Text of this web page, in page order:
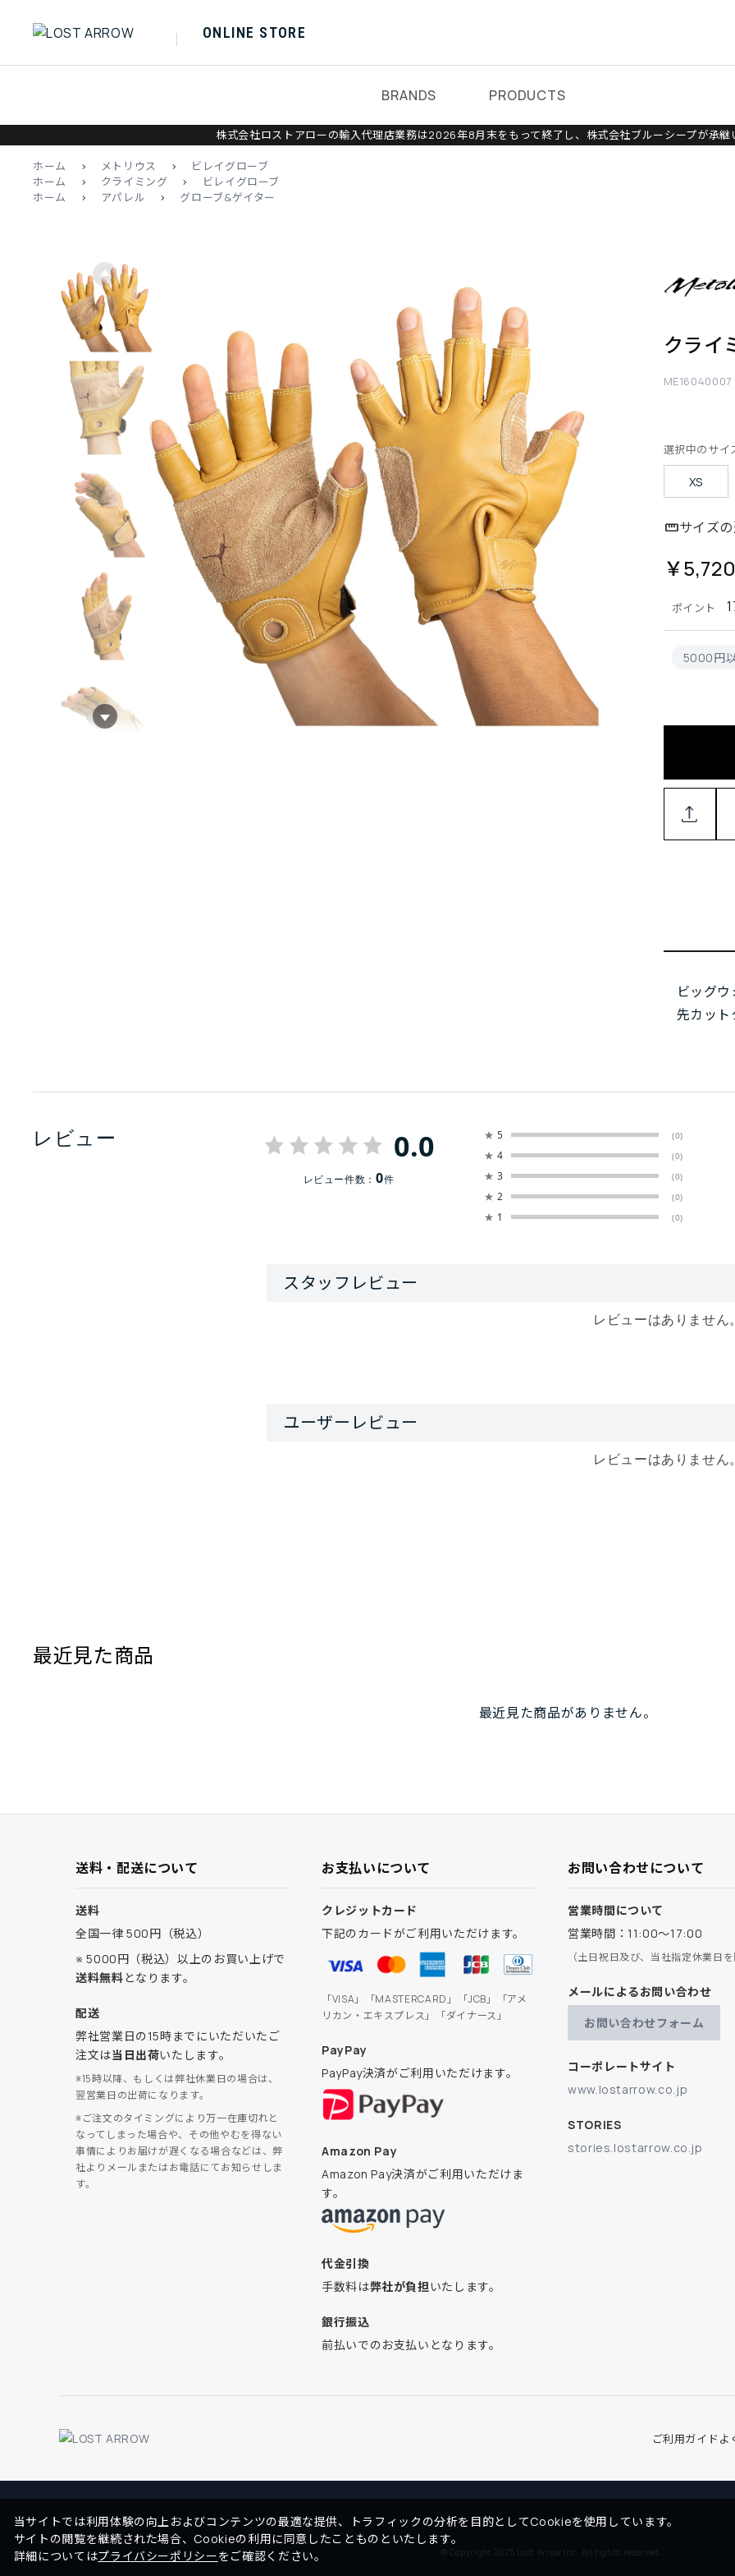
ONLINE STORE
BRANDS PRODUCTS
株式会社ロストアローの輸入代理店業務は2026年8月末をもって終了し、株式会社ブルーシープが承継
ホーム > メトリウス >
ビレイグローブ
ホーム
> クライミング >
ビレイグローブ
ホーム
> アパレル > グローブ&ゲイター
クライ
ME16040007
ポイント
選択中のサイ
XS
サイズ
5000円
￥
ビッグ
先カッ
レビュー 0.0
レビュー件数：0件
★ 5 (0)
★ 4 (0)
★ 3 (0)
★ 2 (0)
★ 1 (0)
レビューはありません
レビューはありません
最近見た商品
最近見た商品がありません。
送料・配送について
送料
全国一律 500円（税込）
※ 5000円（税込）以上のお買い上げで
送料無料となります。
配送
弊社営業日の15時までにいただいたご
注文は当日出荷いたします。
※15時以降、もしくは弊社休業日の場合は、
翌営業日の出荷になります。
※ご注文のタイミングにより万一在庫切れと
なってしまった場合や、その他やむを得ない
事情によりお届けが遅くなる場合などは、弊
社よりメールまたはお電話にてお知らせしま
す。
お支払いについて
クレジットカード
下記のカードがご利用いただけます。
「VISA」「MASTERCARD」「JCB」「アメ
リカン・エキスプレス」「ダイナース」
PayPay
PayPay決済がご利用いただけます。
Amazon Pay
Amazon Pay決済がご利用いただけま
す。
代金引換
手数料は弊社が負担いたします。
銀行振込
前払いでのお支払いとなります。
お問い合わせについて
営業時間について
営業時間：11:00～17:00
（土日祝日及び、当社指定休業日
メールによるお問い合わせ
お問い合わせフォーム
コーポレートサイト
www.lostarrow.co.jp
STORIES
stories.lostarrow.co.jp
ご利用ガイド よ
© Copyright 2025 Lost Arrow,Inc. All rights reserved.
当サイトでは利用体験の向上およびコンテンツの最適な提供、トラフィックの分析を目的としてCookieを使用しています。
サイトの閲覧を継続された場合、Cookieの利用に同意したことものといたします。
詳細についてはプライバシーポリシーをご確認ください。